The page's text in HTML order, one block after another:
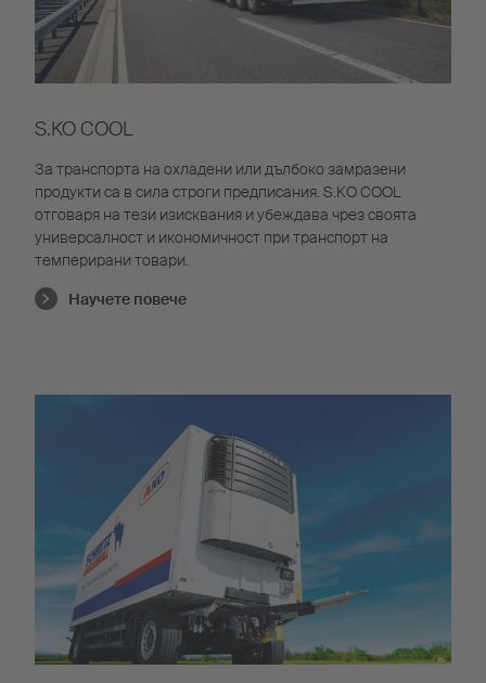
S.KO COOL
За транспорта на охладени или дълбоко замразени
продукти са в сила строги предписания. S.KO COOL
отговаря на тези изисквания и убеждава чрез своята
универсалност и икономичност при транспорт на
темперирани товари.
Научете повече